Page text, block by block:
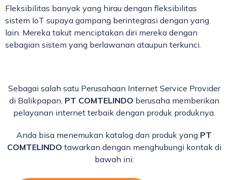
Fleksibilitas banyak yang hirau dengan fleksibilitas
sistem IoT supaya gampang berintegrasi dengan yang
lain. Mereka takut menciptakan diri mereka dengan
sebagian sistem yang berlawanan ataupun terkunci.
Sebagai salah satu Perusahaan Internet Service Provider
di Balikpapan, PT COMTELINDO berusaha memberikan
pelayanan internet terbaik dengan produk produknya.
Anda bisa menemukan katalog dan produk yang PT
COMTELINDO tawarkan dengan menghubungi kontak di
bawah ini: